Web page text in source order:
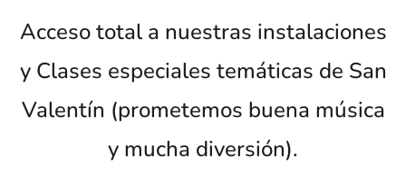
Acceso total a nuestras instalaciones
y Clases especiales temáticas de San
Valentín (prometemos buena música
y mucha diversión).